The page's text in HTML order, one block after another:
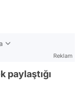
Reklam
paylaştığı